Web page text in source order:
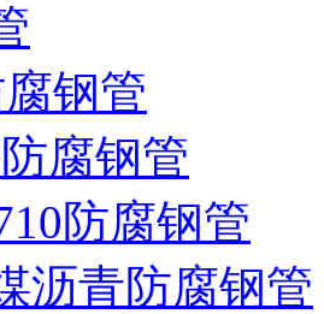
钢管
腐钢管
防腐钢管
沥青防腐钢管